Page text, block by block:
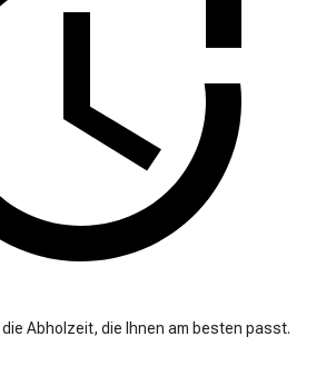
Abholzeit, die Ihnen am besten passt.